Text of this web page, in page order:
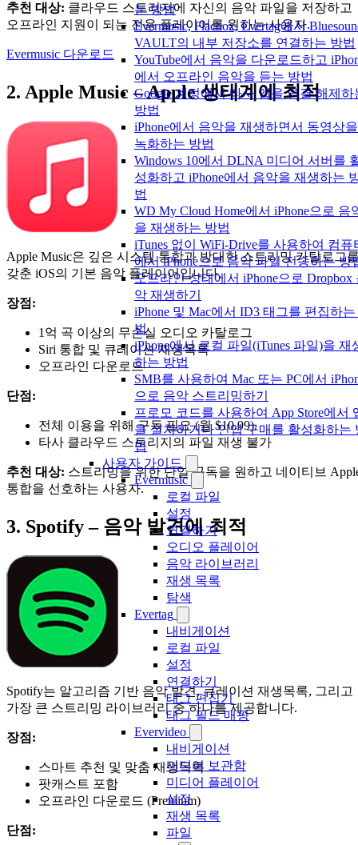
는 방법
Evermusic, Flacbox, Evertag에서
VAULT의 내부 저장소를 연결하는 방법
YouTube에서 음악을 다운로드하고
에서 오프라인 음악을 듣는 방법
Google 계정에서 타사 앱을 연결 해제하
방법
iPhone에서 음악을 재생하면서 동영상을
녹화하는 방법
Windows 10에서 DLNA 미디어 서버를
성화하고 iPhone에서 음악을 재생하는
법
WD My Cloud Home에서 iPhone으로 음
을 재생하는 방법
iTunes 없이 WiFi-Drive를 사용하여 컴퓨
에서 iPhone으로 음악 파일 전송하는 방
오프라인 상태에서 iPhone으로 Dropbox
악 재생하기
iPhone 및 Mac에서 ID3 태그를 편집하
법
iPhone에서 로컬 파일(iTunes 파일)을 재
하는 방법
SMB를 사용하여 Mac 또는 PC에서
으로 음악 스트리밍하기
프로모 코드를 사용하여 App Store에서
을 설치하거나 인앱 구매를 활성화하는
법
사용자 가이드
Evermusic
로컬 파일
설정
연결하기
오디오 플레이어
음악 라이브러리
재생 목록
탐색
Evertag
내비게이션
로컬 파일
설정
연결하기
태그 편집기
태그 필드 매핑
Evervideo
내비게이션
미디어 보관함
미디어 플레이어
설정
재생 목록
파일
추천 대상: 클라우드 스토리지에 자신의 음악 파일을 저장하고
오프라인 지원이 되는 전용 플레이어를 원하는 사용자.
Evermusic 다운로드
2. Apple Music – Apple 생태계에 최적
Apple Music은 깊은 시스템 통합과 방대한 스트리밍 카탈로그
갖춘 iOS의 기본 음악 플레이어입니다.
장점:
1억 곡 이상의 무손실 오디오 카탈로그
Siri 통합 및 큐레이션 재생목록
오프라인 다운로드
단점:
전체 이용을 위해 구독 필요 (월 $10.99)
타사 클라우드 스토리지의 파일 재생 불가
추천 대상: 스트리밍을 위한 단일 구독을 원하고 네이티브
통합을 선호하는 사용자.
3. Spotify – 음악 발견에 최적
Spotify는 알고리즘 기반 음악 발견, 큐레이션 재생목록, 그리고
가장 큰 스트리밍 라이브러리 중 하나를 제공합니다.
장점:
스마트 추천 및 맞춤 재생목록
팟캐스트 포함
오프라인 다운로드 (Premium)
단점: